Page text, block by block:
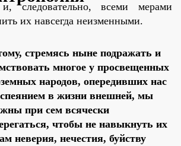
и, следовательно, всеми мерами
их навсегда неизменными.
стремясь ныне подражать и
многое у просвещенных
народов, опередивших нас
в жизни внешней, мы
при сем всячески
чтобы не навыкнуть их
неверия, нечестия, буйству